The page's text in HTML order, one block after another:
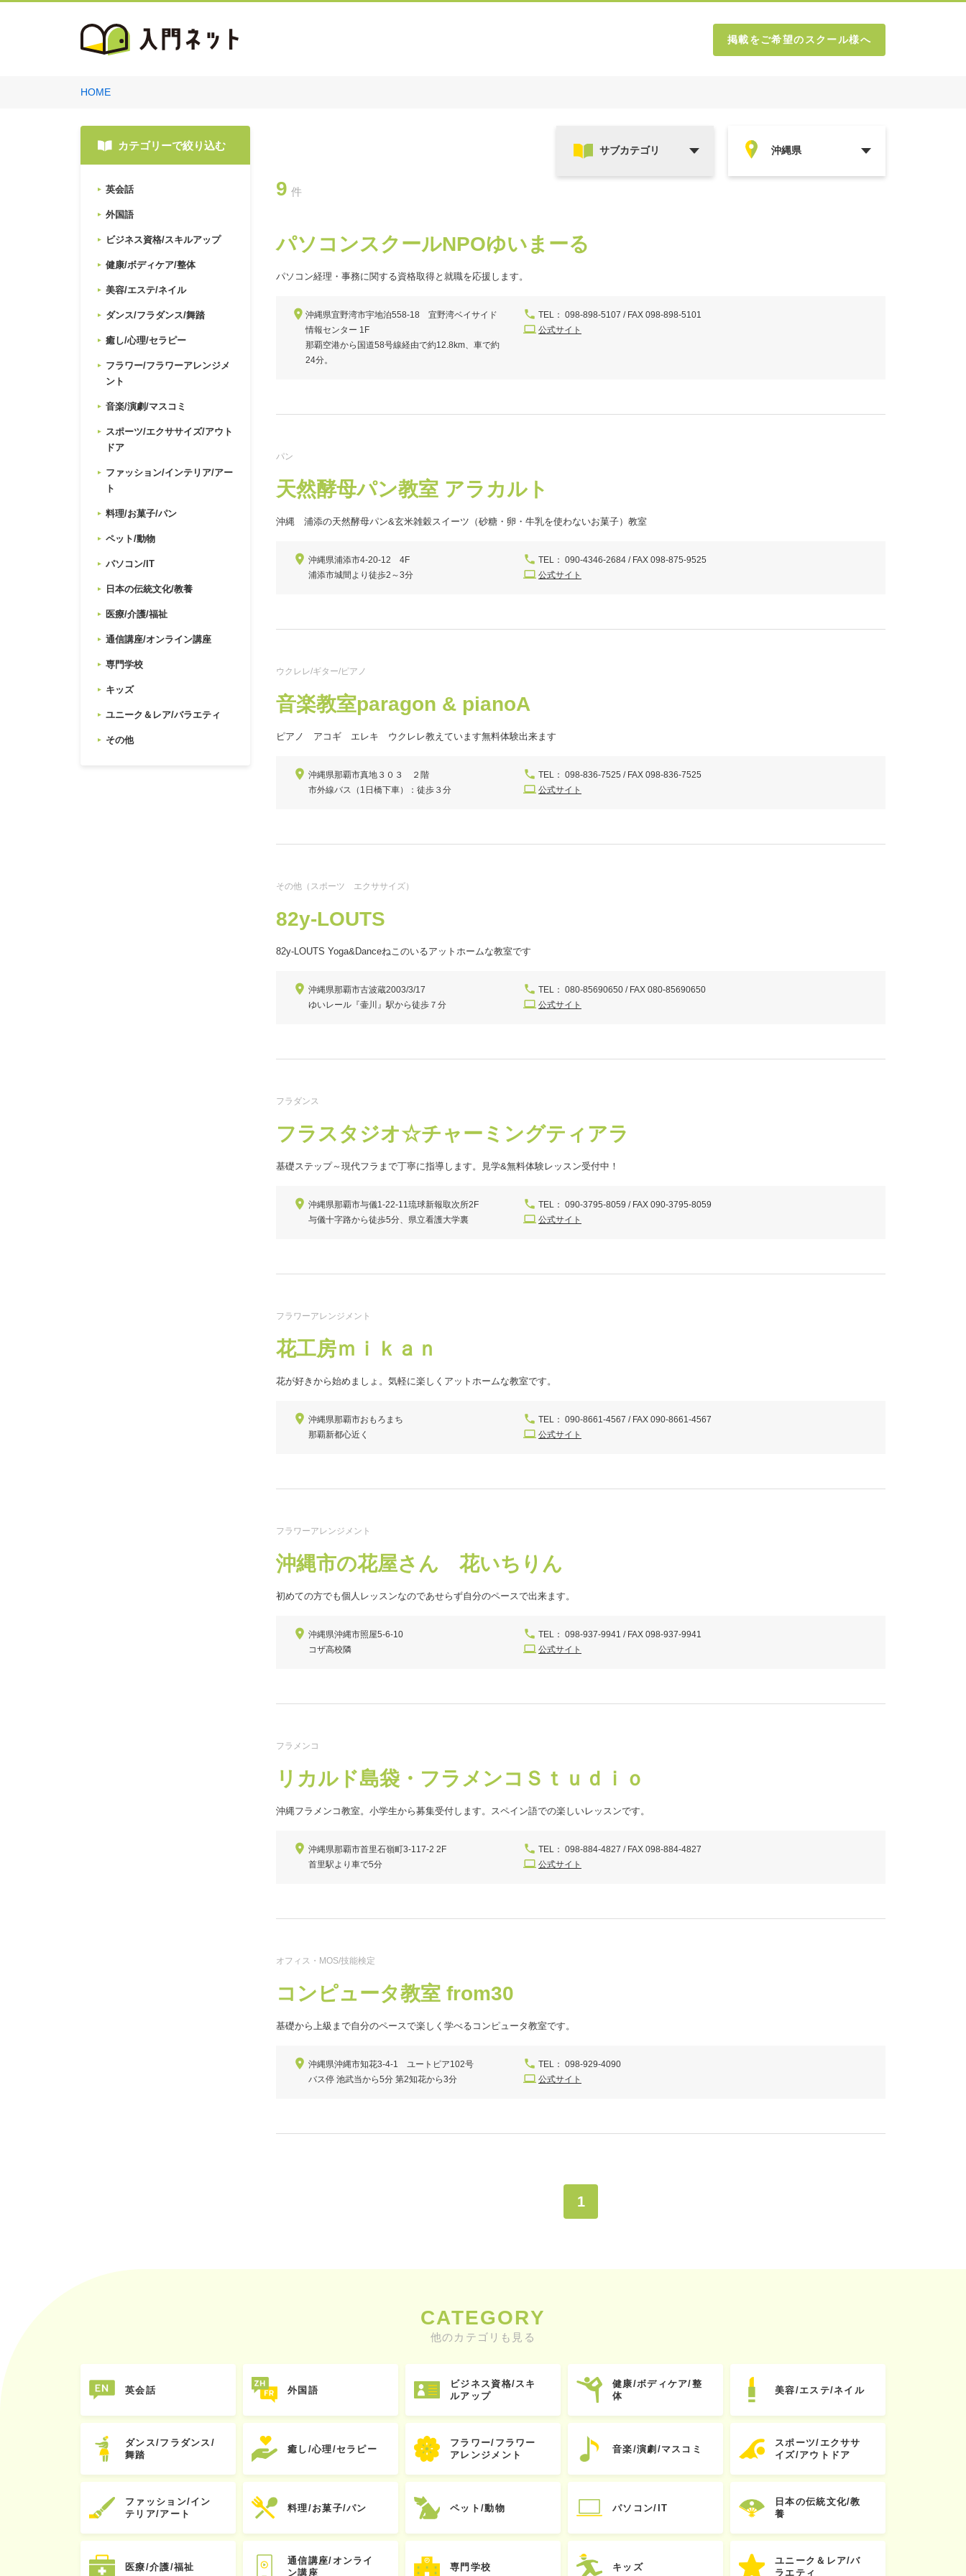
掲載をご希望のスクール様へ
HOME
カテゴリーで絞り込む
英会話
外国語
ビジネス資格/スキルアップ
健康/ボディケア/整体
美容/エステ/ネイル
ダンス/フラダンス/舞踏
癒し/心理/セラピー
フラワー/フラワーアレンジメ
ント
音楽/演劇/マスコミ
スポーツ/エクササイズ/アウト
ドア
ファッション/インテリア/アー
ト
料理/お菓子/パン
ペット/動物
パソコン/IT
日本の伝統文化/教養
医療/介護/福祉
通信講座/オンライン講座
専門学校
キッズ
ユニーク＆レア/バラエティ
その他
9 件
パソコンスクールNPOゆいまーる
パソコン経理・事務に関する資格取得と就職を応援します。
沖縄県宜野湾市宇地泊558-18 宜野湾ベイサイド
情報センター 1F
那覇空港から国道58号線経由で約12.8km、車で約
24分。
TEL： 098-898-5107 / FAX 098-898-5101
公式サイト
パン
天然酵母パン教室 アラカルト
沖縄 浦添の天然酵母パン&玄米雑穀スイーツ（砂糖・卵・牛乳を使わないお菓子）教室
沖縄県浦添市4-20-12 4F
浦添市城間より徒歩2～3分
TEL： 090-4346-2684 / FAX 098-875-9525
公式サイト
ウクレレ/ギター/ピアノ
音楽教室paragon & pianoA
ピアノ アコギ エレキ ウクレレ教えています無料体験出来ます
沖縄県那覇市真地３０３ ２階
市外線バス（1日橋下車）：徒歩３分
TEL： 098-836-7525 / FAX 098-836-7525
公式サイト
その他（スポーツ エクササイズ）
82y-LOUTS
82y-LOUTS Yoga&Danceねこのいるアットホームな教室です
沖縄県那覇市古波蔵2003/3/17
ゆいレール『壷川』駅から徒歩７分
TEL： 080-85690650 / FAX 080-85690650
公式サイト
フラダンス
フラスタジオ☆チャーミングティアラ
基礎ステップ～現代フラまで丁寧に指導します。見学&無料体験レッスン受付中！
沖縄県那覇市与儀1-22-11琉球新報取次所2F
与儀十字路から徒歩5分、県立看護大学裏
TEL： 090-3795-8059 / FAX 090-3795-8059
公式サイト
フラワーアレンジメント
花工房ｍｉｋａｎ
花が好きから始めましょ。気軽に楽しくアットホームな教室です。
沖縄県那覇市おもろまち
那覇新都心近く
TEL： 090-8661-4567 / FAX 090-8661-4567
公式サイト
フラワーアレンジメント
沖縄市の花屋さん 花いちりん
初めての方でも個人レッスンなのであせらず自分のペースで出来ます。
沖縄県沖縄市照屋5-6-10
コザ高校隣
TEL： 098-937-9941 / FAX 098-937-9941
公式サイト
フラメンコ
リカルド島袋・フラメンコＳｔｕｄｉｏ
沖縄フラメンコ教室。小学生から募集受付します。スペイン語での楽しいレッスンです。
沖縄県那覇市首里石嶺町3-117-2 2F
首里駅より車で5分
TEL： 098-884-4827 / FAX 098-884-4827
公式サイト
オフィス・MOS/技能検定
コンピュータ教室 from30
基礎から上級まで自分のペースで楽しく学べるコンピュータ教室です。
沖縄県沖縄市知花3-4-1 ユートピア102号
バス停 池武当から5分 第2知花から3分
TEL： 098-929-4090
公式サイト
1
CATEGORY
他のカテゴリも見る
英会話 外国語
ビジネス資格/スキ
ルアップ
健康/ボディケア/整
体
美容/エステ/ネイル
ダンス/フラダンス/
舞踏
癒し/心理/セラピー
フラワー/フラワー
アレンジメント
音楽/演劇/マスコミ
スポーツ/エクササ
イズ/アウトドア
ファッション/イン
テリア/アート
料理/お菓子/パン ペット/動物 パソコン/IT
日本の伝統文化/教
養
医療/介護/福祉
通信講座/オンライ
ン講座
専門学校 キッズ
ユニーク＆レア/バ
ラエティ